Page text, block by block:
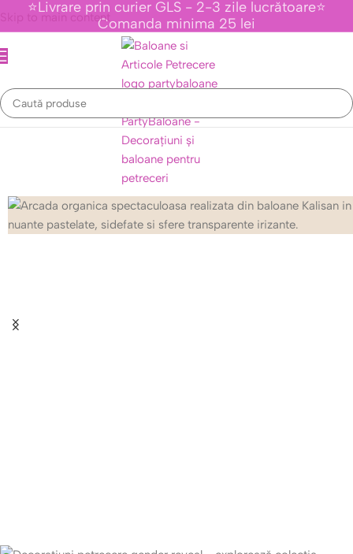
Skip to main content
⭐Livrare prin curier GLS - 2-3 zile lucrătoare⭐
Comanda minima 25 lei
Calitate profesională pentru decoruri
Baloane Premium Kalisan